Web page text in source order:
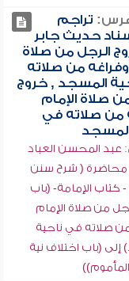
تراجم
حديث جابر
الرجل من صلاة
وفراغه من صلاته
المسجد , خروج
صلاة الإمام
من صلاته في
عبد المحسن العباد
محاضرة ( شرح سنن
- كتاب الإمامة- (باب
من صلاة الإمام
صلاته في ناحية
(باب اختلاف نية